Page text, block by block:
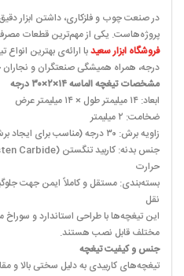
در صنعت چوب و فلزکاری، داشتن ابزار
پروژه‌هاست. یکی از مهم‌ترین قطعات
فروشگاه ابزار سعید
درجه، همراه همیشگی صنعتگران و
مشخصات تیغچه الماسه ۱۴×۲×۳۰ درجه
ابعاد: ۱۴ میلیمتر طول × ۱۴ میلیمتر عرض
ضخامت: ۲ میلیمتر
زاویه برش: ۳۰ درجه (مناسب برای ایجاد برش‌های نرم و دقیق)
حرارت
بسته‌بندی: مستقل و کاملاً ایمن جهت
نقل
این تیغچه‌ها با طراحی استاندارد و سوراخ
مختلف قابل نصب هستند.
جنس و کیفیت تیغچه
تیغچه‌های کاربیدی به دلیل سختی بالا و